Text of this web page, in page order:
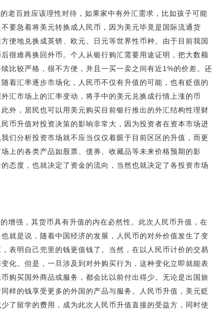
老百姓应该理性对待，如果家中有外汇需求，比如孩子可能
要急着将美元转换成人民币，因为美元毕竟是国际流通货
便地兑换成英镑、欧元、日元等世界性币种。由于目前我国
很难再换回外币。个人从银行购汇需要用途证明，把大数额
比较严格，很不方便，并且一买一卖之间有近1%的价差。还
着汇率逐步市场化，人民币不仅有升值的可能，也有贬值的
汇市场上的汇率变动，将手中的美元兑换成行情上涨的币
外，居民也可以用美元购买目前银行推出的外汇结构性理财
币升值对投资决策的影响非常大，因为投资者在资本市场进
们分析投资市场就不应当仅仅着眼于目前区区的升值，而更
上的各类产品如股票、债券、收藏品等未来价格预期的影
态度，也就决定了资金的流向，当然也就决定了各投资市场
增强，其货币具有升值的内在必然性。此次人民币升值，在
就是说，随着中国经济的发展，人民币的对外价值发生了变
表明自己兜里的钱更值钱了。当然，在以人民币计价的交易
化。但是，一旦涉及到对外购买行为，这种变化立即就能表
购买国外商品或服务，都会比以前付出得少。无论是出国旅
样的钱享受更多的外国的产品与服务。人民币升值，美元贬
了留学的费用，成为此次人民币升值直接的受益方，同时使